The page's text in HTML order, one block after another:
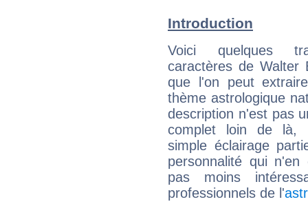
Introduction
Voici quelques
caractères de Walter
que l'on peut
thème astrologique
description n'est pas
complet loin de là,
simple éclairage
personnalité qui n'en
pas moins
professionnels de l'